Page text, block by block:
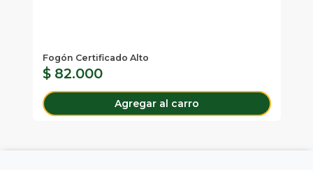
Fogón Certificado Alto
$ 82.000
Agregar al carro